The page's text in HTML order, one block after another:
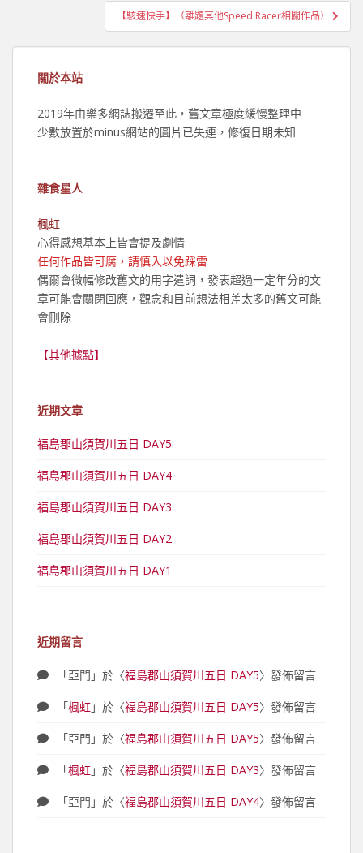
【駭速快手】（離題其他Speed Racer相關作品）
關於本站
2019年由樂多網誌搬遷至此，舊文章極度緩慢整理中
少數放置於minus網站的圖片已失連，修復日期未知
雜食星人
楓虹
心得感想基本上皆會提及劇情
任何作品皆可腐，請慎入以免踩雷
偶爾會微幅修改舊文的用字遣詞，發表超過一定年分的文
章可能會關閉回應，觀念和目前想法相差太多的舊文可能
會刪除
【其他據點】
近期文章
福島郡山須賀川五日 DAY5
福島郡山須賀川五日 DAY4
福島郡山須賀川五日 DAY3
福島郡山須賀川五日 DAY2
福島郡山須賀川五日 DAY1
近期留言
「亞門 」於〈福島郡山須賀川五日 DAY5〉發佈留言
「楓虹」於〈福島郡山須賀川五日 DAY5〉發佈留言
「亞門 」於〈福島郡山須賀川五日 DAY5〉發佈留言
「楓虹」於〈福島郡山須賀川五日 DAY3〉發佈留言
「亞門 」於〈福島郡山須賀川五日 DAY4〉發佈留言